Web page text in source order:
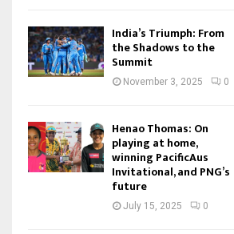
India’s Triumph: From
the Shadows to the
Summit
November 3, 2025 0
Henao Thomas: On
playing at home,
winning PacificAus
Invitational, and PNG’s
future
July 15, 2025 0